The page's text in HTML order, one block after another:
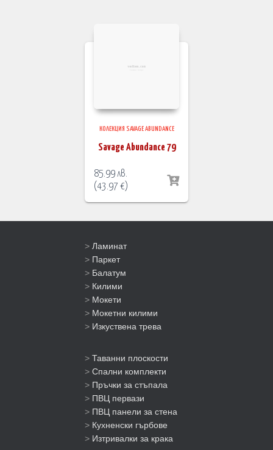
КОЛЕКЦИЯ SAVAGE ABUNDANCE
Savage Abundance 79
85.99лв.
(43.97€)
> Ламинат
> Паркет
> Балатум
> Килими
> Мокети
> Мокетни килими
> Изкуствена трева
> Таванни плоскости
> Спални комплекти
> Пръчки за стъпала
> ПВЦ первази
> ПВЦ панели за стена
> Кухненски гърбове
> Изтривалки за крака